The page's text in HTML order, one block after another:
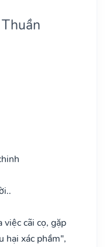
việc cãi cọ, gặp
hại xác phầm",